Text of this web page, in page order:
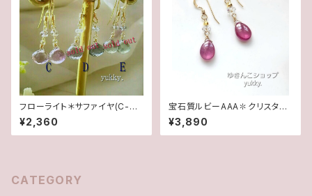
フローライト＊サファイヤ(C-D-
E)1ペア♪14kgfピアス
¥2,360
宝石質ルビーAAA✽クリスタル1
4kgfデザインピアス/イヤリング
¥3,890
CATEGORY